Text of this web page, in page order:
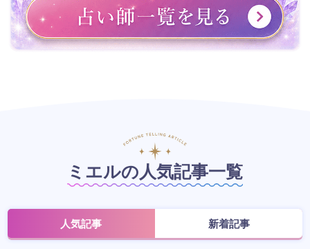
ミエルの人気記事一覧
人気記事 新着記事